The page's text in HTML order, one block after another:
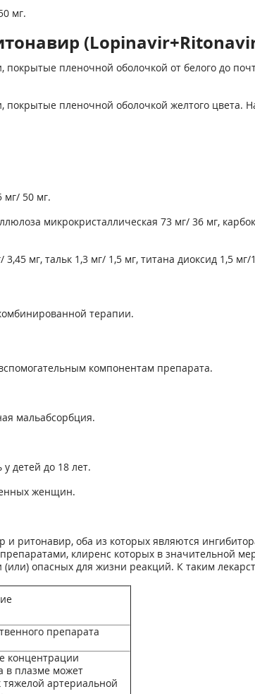
мг.
пленочной оболочкой от белого до
покрытые пленочной оболочкой желтого цвета.
50 мг.
микрокристаллическая 73 мг/ 36 мг,
мг, тальк 1,3 мг/ 1,5 мг, титана диоксид 1,5
терапии.
компонентам препарата.
мальабсорбция.
детей до 18 лет.
женщин.
ритонавир, оба из которых являются
клиренс которых в значительной
опасных для жизни реакций. К таким
препарата
концентрации
в плазме может
тяжелой артериальной